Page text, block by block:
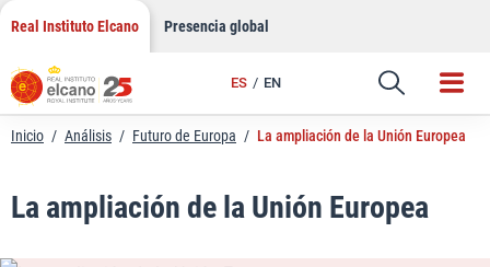
Saltar
contenido
Real Instituto Elcano Presencia global
ES EN
Enlace
Inicio / Análisis / Futuro de Europa / La ampliación de la Unión Europea
La ampliación de la Unión Europea